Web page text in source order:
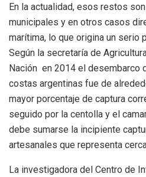
En la actualidad, esos restos
municipales y en otros casos
marítima, lo que origina un serio
Según la secretaría de
Nación en 2014 el desembarco
costas argentinas fue de
mayor porcentaje de captura
seguido por la centolla y el
debe sumarse la incipiente
artesanales que representa
La investigadora del Centro de